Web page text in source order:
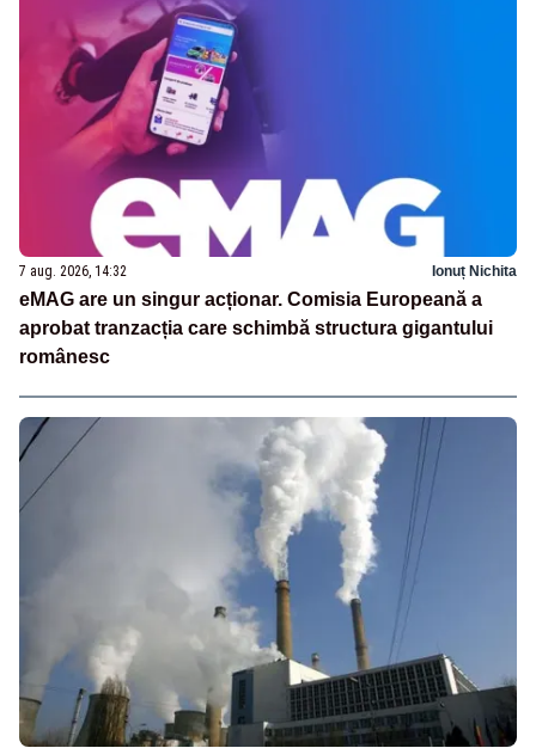
7 aug. 2026, 14:32 Ionuț Nichita
eMAG are un singur acționar. Comisia Europeană a
aprobat tranzacția care schimbă structura gigantului
românesc